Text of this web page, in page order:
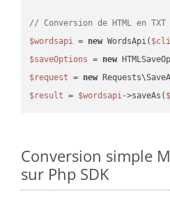
// Conversion de HTML en TXT
$wordsapi = new WordsApi(
$saveOptions = new
$request = new
$result = $wordsapi->saveAs(
Conversion simple
sur Php SDK